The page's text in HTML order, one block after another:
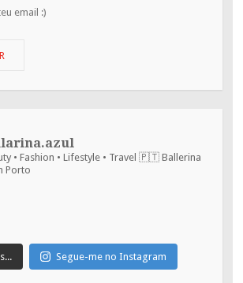
• Fashion • Lifestyle • Travel 🇵🇹 Ballerina
Porto
Segue-me no Instagram